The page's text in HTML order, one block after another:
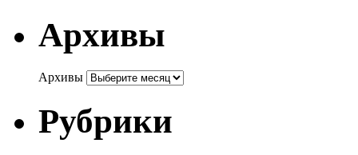
Архивы
Архивы
Рубрики